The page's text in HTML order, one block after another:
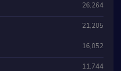
26,264
21,205
16,052
11,744